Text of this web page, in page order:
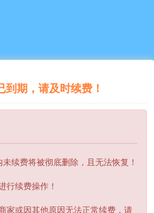
到期，请及时续费！
续费将被彻底删除，且无法恢复！
行续费操作！
家或因其他原因无法正常续费，请